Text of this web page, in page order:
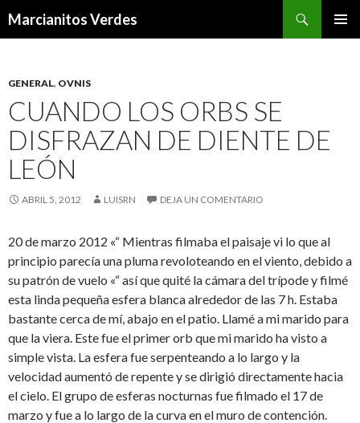
Marcianitos Verdes
GENERAL, OVNIS
CUANDO LOS ORBS SE
DISFRAZAN DE DIENTE DE
LEÓN
ABRIL 5, 2012 LUISRN DEJA UN COMENTARIO
20 de marzo 2012 «“ Mientras filmaba el paisaje vi lo que al
principio parecía una pluma revoloteando en el viento, debido a
su patrón de vuelo «“ así que quité la cámara del trípode y filmé
esta linda pequeña esfera blanca alrededor de las 7 h. Estaba
bastante cerca de mí, abajo en el patio. Llamé a mi marido para
que la viera. Este fue el primer orb que mi marido ha visto a
simple vista. La esfera fue serpenteando a lo largo y la
velocidad aumentó de repente y se dirigió directamente hacia
el cielo. El grupo de esferas nocturnas fue filmado el 17 de
marzo y fue a lo largo de la curva en el muro de contención.